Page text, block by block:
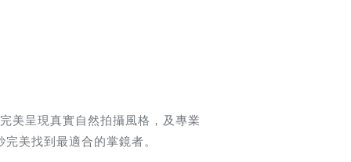
美呈現真實自然拍攝風格，及專業
美找到最適合的掌鏡者。